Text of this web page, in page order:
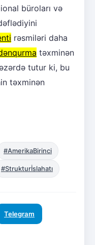
büroları və
rəsmiləri daha
təxminən
tutur ki, bu
təxminən
#AmerikaBirinci
#Strukturİslahatı
Telegram